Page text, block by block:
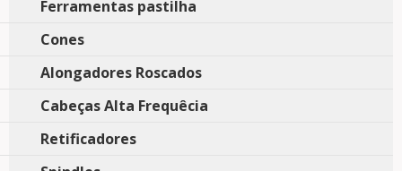
Ferramentas pastilha
Cones
Alongadores Roscados
Cabeças Alta Frequêcia
Retificadores